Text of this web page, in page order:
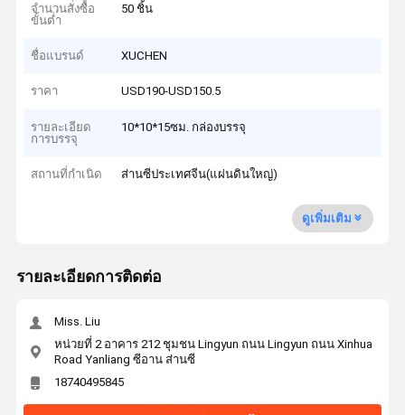
จำนวนสั่งซื้อ
ขั้นต่ำ
50 ชิ้น
ชื่อแบรนด์ XUCHEN
ราคา USD190-USD150.5
รายละเอียด
การบรรจุ
10*10*15ซม. กล่องบรรจุ
สถานที่กำเนิด ส่านซีประเทศจีน(แผ่นดินใหญ่)
ดูเพิ่มเติม
รายละเอียดการติดต่อ
Miss. Liu
หน่วยที่ 2 อาคาร 212 ชุมชน Lingyun ถนน Lingyun ถนน Xinhua
Road Yanliang ซีอาน ส่านซี
18740495845